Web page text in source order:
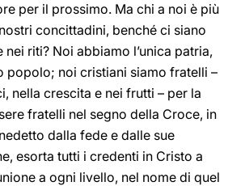
per il prossimo. Ma chi a noi è più
concittadini, benché ci siano
riti? Noi abbiamo l’unica patria,
popolo; noi cristiani siamo fratelli –
nella crescita e nei frutti – per la
fratelli nel segno della Croce, in
dalla fede e dalle sue
esorta tutti i credenti in Cristo a
a ogni livello, nel nome di quel